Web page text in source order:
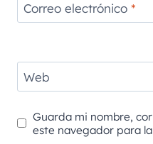
Correo electrónico *
Web
Guarda mi nombre,
este navegador para